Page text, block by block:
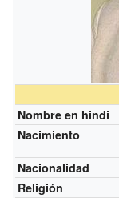
Nombre en hindi
Nacimiento
Nacionalidad
Religión